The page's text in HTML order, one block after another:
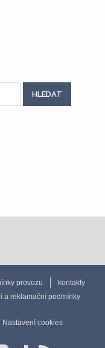
provozu
kontakty
a reklamační podmínky
Nastavení cookies